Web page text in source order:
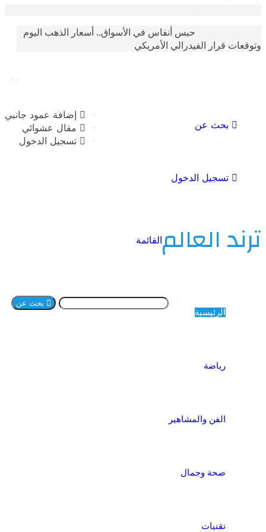
حبس أنفاس في الأسواق.. أسعار الذهب اليوم
قرار الفيدرالي الأمريكي
إضافة عمود جانبي
مقال عشوائي
تسجيل الدخول
بحث عن
تسجيل الدخول
العالمالقائمة
الفن والمشاهير
صحة وجمال
بحث عن